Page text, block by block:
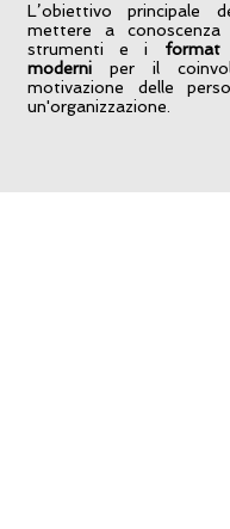
L’obiettivo principale
mettere a
strumenti e i
moderni per il
motivazione delle
un'organizzazione.